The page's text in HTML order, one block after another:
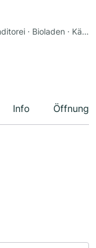
Weinhandel · Einzelhandel · Bäckerei · Konditorei · Bioladen · Käsetheke
Info